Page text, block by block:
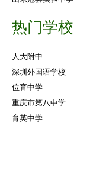
热门学校
人大附中
深圳外国语学校
位育中学
重庆市第八中学
育英中学